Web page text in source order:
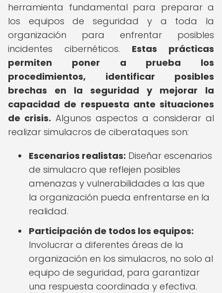
herramienta fundamental para preparar a
los equipos de seguridad y a toda la
organización para enfrentar posibles
incidentes cibernéticos. Estas prácticas
permiten poner a prueba los
procedimientos, identificar posibles
brechas en la seguridad y mejorar la
capacidad de respuesta ante situaciones
de crisis. Algunos aspectos a considerar al
realizar simulacros de ciberataques son:
Escenarios realistas: Diseñar escenarios
de simulacro que reflejen posibles
amenazas y vulnerabilidades a las que
la organización pueda enfrentarse en la
realidad.
Participación de todos los equipos:
Involucrar a diferentes áreas de la
organización en los simulacros, no solo al
equipo de seguridad, para garantizar
una respuesta coordinada y efectiva.